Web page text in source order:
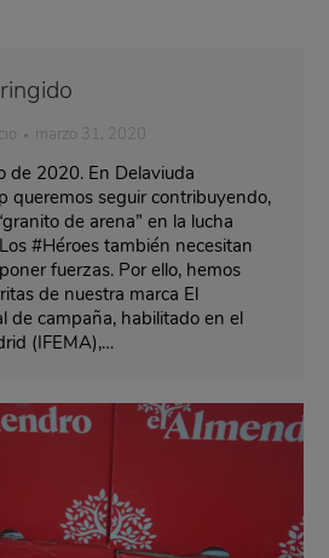
marzo 31, 2020
de 2020. En Delaviuda
queremos seguir contribuyendo,
de arena” en la lucha
#Héroes también necesitan
fuerzas. Por ello, hemos
de nuestra marca El
de campaña, habilitado en el
(IFEMA),…